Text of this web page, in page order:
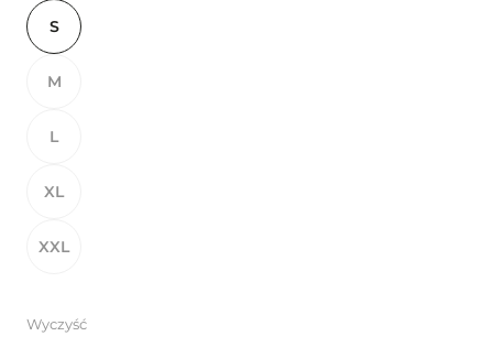
S
M
L
XL
XXL
Wyczyść